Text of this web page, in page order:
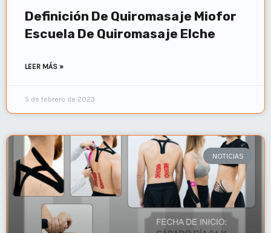
Definición De Quiromasaje Miofor
Escuela De Quiromasaje Elche
LEER MÁS »
5 de febrero de 2023
NOTICIAS